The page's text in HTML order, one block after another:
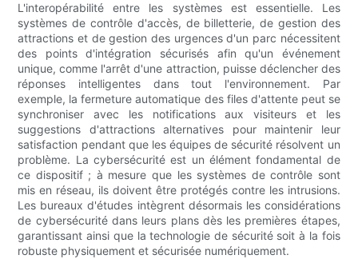
L'interopérabilité entre les systèmes est essentielle. Les
systèmes de contrôle d'accès, de billetterie, de gestion des
attractions et de gestion des urgences d'un parc nécessitent
des points d'intégration sécurisés afin qu'un événement
unique, comme l'arrêt d'une attraction, puisse déclencher des
réponses intelligentes dans tout l'environnement. Par
exemple, la fermeture automatique des files d'attente peut se
synchroniser avec les notifications aux visiteurs et les
suggestions d'attractions alternatives pour maintenir leur
satisfaction pendant que les équipes de sécurité résolvent un
problème. La cybersécurité est un élément fondamental de
ce dispositif ; à mesure que les systèmes de contrôle sont
mis en réseau, ils doivent être protégés contre les intrusions.
Les bureaux d'études intègrent désormais les considérations
de cybersécurité dans leurs plans dès les premières étapes,
garantissant ainsi que la technologie de sécurité soit à la fois
robuste physiquement et sécurisée numériquement.